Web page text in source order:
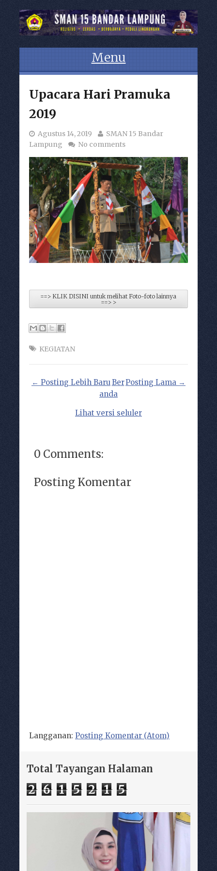
Menu
Upacara Hari Pramuka
2019
Agustus 14, 2019
SMAN 15 Bandar
Lampung
No comments
==> KLIK DISINI untuk melihat Foto-foto lainnya
==> >
KEGIATAN
← Posting Lebih Baru Posting Lama →
Ber
anda
Lihat versi seluler
0 Comments:
Posting Komentar
Langganan: Posting Komentar (Atom)
Total Tayangan Halaman
2 6 1 5 2 1 5